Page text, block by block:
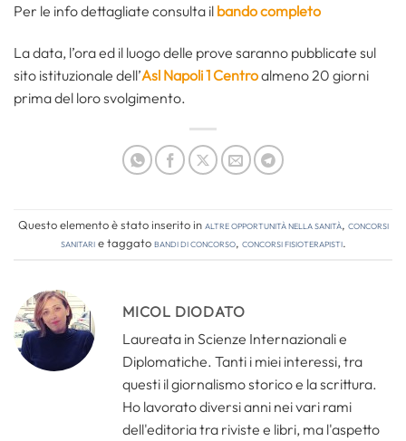
Per le info dettagliate consulta il bando completo
La data, l’ora ed il luogo delle prove saranno pubblicate sul
sito istituzionale dell’Asl Napoli 1 Centroalmeno 20 giorni
prima del loro svolgimento.
Questo elemento è stato inserito in Altre opportunità nella sanità, Concorsi
Sanitarie taggatobandi di concorso, concorsi fisioterapisti.
MICOL DIODATO
Laureata in Scienze Internazionali e
Diplomatiche. Tanti i miei interessi, tra
questi il giornalismo storico e la scrittura.
Ho lavorato diversi anni nei vari rami
dell'editoria tra riviste e libri, ma l'aspetto